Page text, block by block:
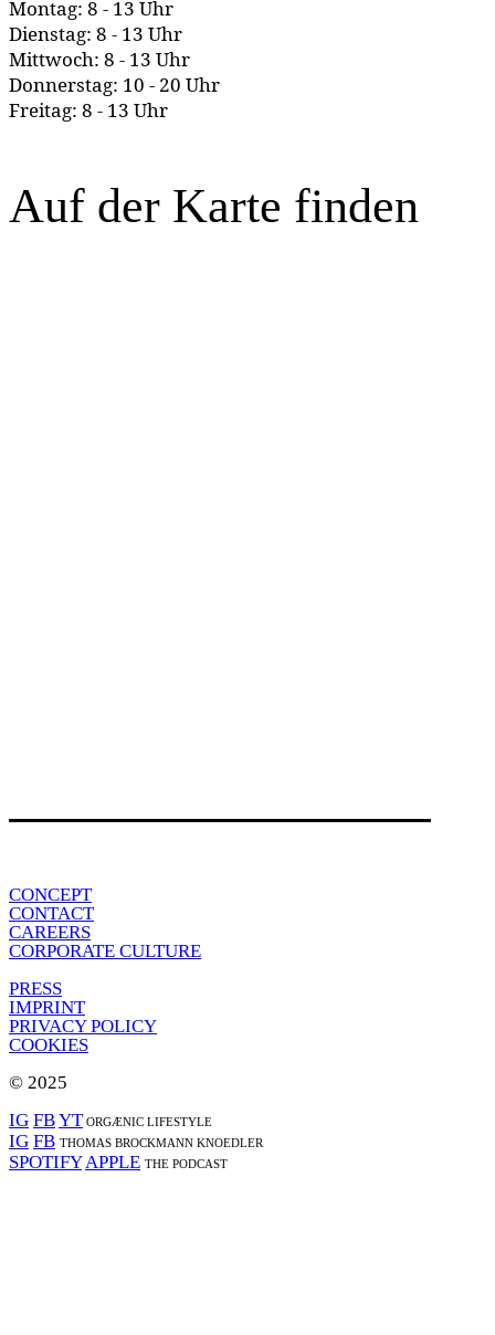
Montag: 8 - 13 Uhr
Dienstag: 8 - 13 Uhr
Mittwoch: 8 - 13 Uhr
Donnerstag: 10 - 20 Uhr
Freitag: 8 - 13 Uhr
Auf der Karte finden
CONCEPT
CONTACT
CAREERS
CORPORATE CULTURE
PRESS
IMPRINT
PRIVACY POLICY
COOKIES
© 2025
IG FBYTORGÆNIC LIFESTYLE
IG FB THOMAS BROCKMANN KNOEDLER
SPOTIFYAPPLE THE PODCAST